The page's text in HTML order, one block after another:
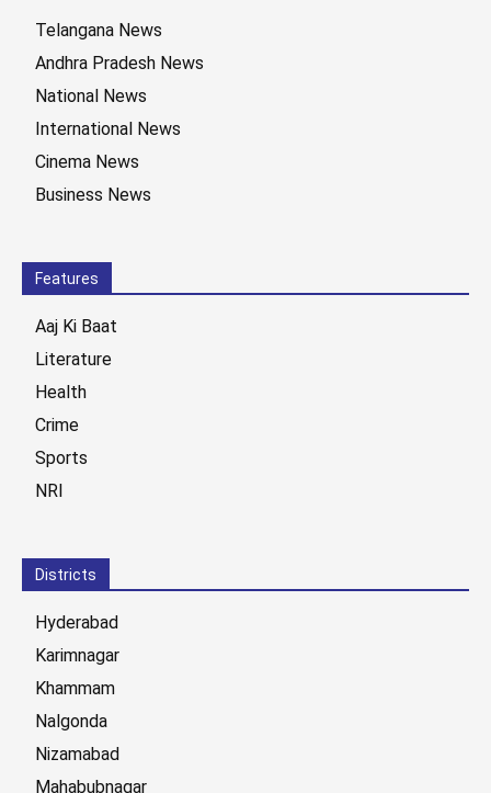
Telangana News
Andhra Pradesh News
National News
International News
Cinema News
Business News
Features
Aaj Ki Baat
Literature
Health
Crime
Sports
NRI
Districts
Hyderabad
Karimnagar
Khammam
Nalgonda
Nizamabad
Mahabubnagar